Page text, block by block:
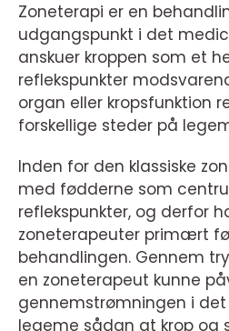
Zoneterapi er en
udgangspunkt i det
anskuer kroppen som et
reflekspunkter
organ eller kropsfunktion
forskellige steder på
Inden for den klassiske
med fødderne som
reflekspunkter, og derfor
zoneterapeuter primært
behandlingen. Gennem
en zoneterapeut kunne
gennemstrømningen i
legeme sådan at krop og